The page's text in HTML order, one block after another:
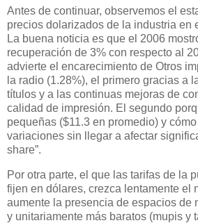
Antes de continuar, observemos el
precios dolarizados de la industria en
La buena noticia es que el 2006
recuperación de 3% con respecto al
advierte el encarecimiento de Otros
la radio (1.28%), el primero gracias a
títulos y a las continuas mejoras de
calidad de impresión. El segundo
pequeñas ($11.3 en promedio) y
variaciones sin llegar a afectar
share”.
Por otra parte, el que las tarifas de la
fijen en dólares, crezca lentamente el
aumente la presencia de espacios de
y unitariamente más baratos (mupis y